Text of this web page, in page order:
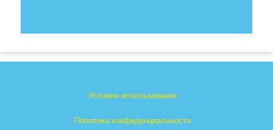
Условия использования
Политика конфиденциальности